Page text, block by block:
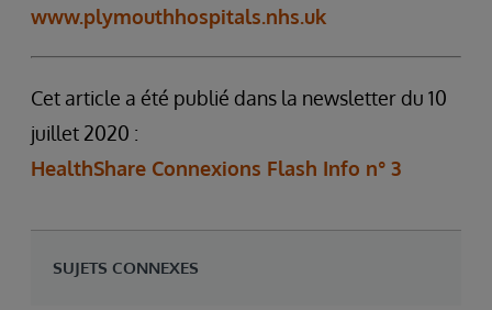
www.plymouthhospitals.nhs.uk
Cet article a été publié dans la newsletter du 10
juillet 2020 :
HealthShare Connexions Flash Info n° 3
SUJETS CONNEXES